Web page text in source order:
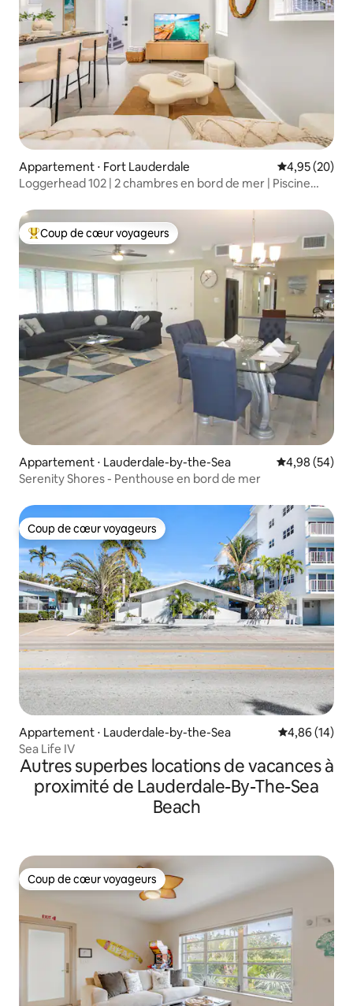
Appartement ⋅ Fort Lauderdale Évaluation
4,95 (20)
Loggerhead 102 | 2 chambres en bord de mer | Piscine
Coups de cœur voyageurs les plus appréciés
Coup de cœur voyageurs
Appartement ⋅ Lauderdale-by-the-Sea Évaluation
4,98 (54)
Serenity Shores - Penthouse en bord de mer
Coup de cœur voyageurs
Coup de cœur voyageurs
Appartement ⋅ Lauderdale-by-the-Sea Évaluation
4,86 (14)
Sea Life IV
Autres superbes locations de vacances à
proximité de Lauderdale-By-The-Sea
Beach
Coup de cœur voyageurs
Coup de cœur voyageurs